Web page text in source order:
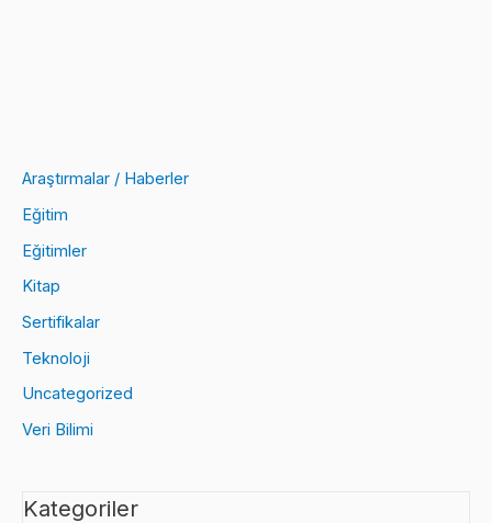
Araştırmalar / Haberler
Eğitim
Eğitimler
Kitap
Sertifikalar
Teknoloji
Uncategorized
Veri Bilimi
Kategoriler